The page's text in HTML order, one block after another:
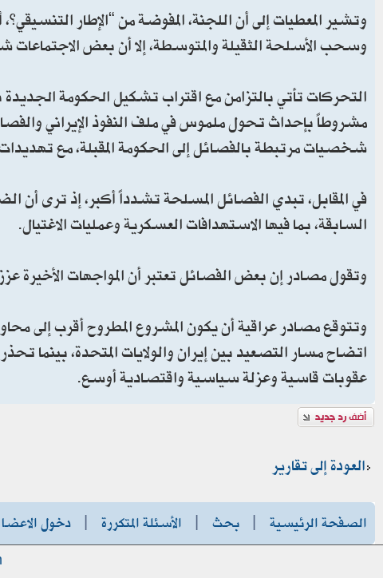
وتشير المعطيات إلى أن اللجنة، المفوضة من “الإطار
وسحب الأسلحة الثقيلة والمتوسطة، إلا أن بعض
التحركات تأتي بالتزامن مع اقتراب تشكيل الحكومة
مشروطاً بإحداث تحول ملموس في ملف النفوذ الإيراني
شخصيات مرتبطة بالفصائل إلى الحكومة المقبلة، مع
في المقابل، تبدي الفصائل المسلحة تشدداً أكبر، إذ ترى أن
السابقة، بما فيها الاستهدافات العسكرية وعمليات الاغتيال.
وتقول مصادر إن بعض الفصائل تعتبر أن المواجهات الأخيرة
وتتوقع مصادر عراقية أن يكون المشروع المطروح أقرب إلى
اتضاح مسار التصعيد بين إيران والولايات المتحدة، بينما
عقوبات قاسية وعزلة سياسية واقتصادية أوسع.
إضافة رد
العودة إلى تقارير
الصفحة الرئيسية | بحث | الأسئلة المتكررة | دخول